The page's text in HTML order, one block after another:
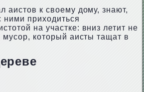
аистов к своему дому, знают,
ними приходиться
на участке: вниз летит не
мусор, который аисты тащат в